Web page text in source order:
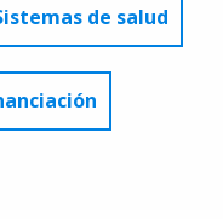
de salud